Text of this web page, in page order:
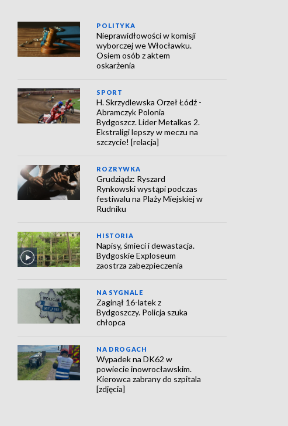
POLITYKA
Nieprawidłowości w komisji
wyborczej we Włocławku.
Osiem osób z aktem
oskarżenia
SPORT
H. Skrzydlewska Orzeł Łódź -
Abramczyk Polonia
Bydgoszcz. Lider Metalkas 2.
Ekstraligi lepszy w meczu na
szczycie! [relacja]
ROZRYWKA
Grudziądz: Ryszard
Rynkowski wystąpi podczas
festiwalu na Plaży Miejskiej w
Rudniku
HISTORIA
Napisy, śmieci i dewastacja.
Bydgoskie Exploseum
zaostrza zabezpieczenia
NA SYGNALE
Zaginął 16-latek z
Bydgoszczy. Policja szuka
chłopca
NA DROGACH
Wypadek na DK62 w
powiecie inowrocławskim.
Kierowca zabrany do szpitala
[zdjęcia]